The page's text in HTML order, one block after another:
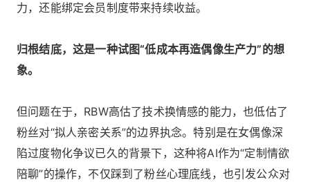
力，还能绑定会员制度带来持续收益。
归根结底，这是一种试图“低成本再造偶像生产力”的想
象。
但问题在于，RBW高估了技术换情感的能力，也低估了
粉丝对“拟人亲密关系”的边界执念。特别是在女偶像深
陷过度物化争议已久的背景下，这种将AI作为“定制情欲
陪聊”的操作，不仅踩到了粉丝心理底线，也引发公众对